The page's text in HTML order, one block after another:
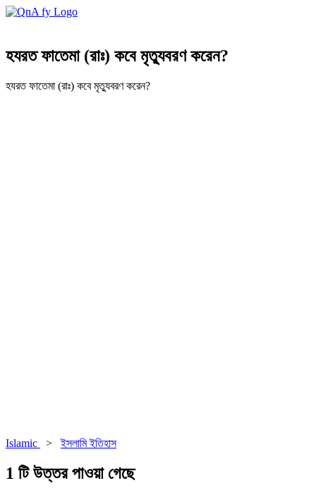
হযরত ফাতেমা (রাঃ) কবে মৃত্যুবরণ করেন?
হযরত ফাতেমা (রাঃ) কবে মৃত্যুবরণ করেন?
Islamic > ইসলামি ইতিহাস
1 টি উত্তর পাওয়া গেছে